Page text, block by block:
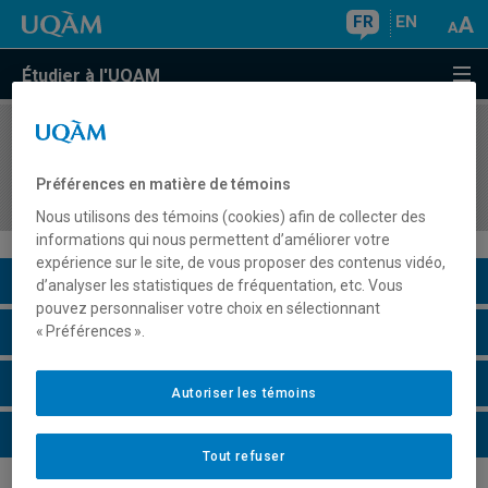
FR EN
Étudier à l'UQAM
COURS//
compréhension et production écrites
Description du cours
Horaire - Été 2026
Horaire - Automne 2026
Horaire - Hiver 2027
Préférences en matière de témoins
Nous utilisons des témoins (cookies) afin de collecter des
informations qui nous permettent d’améliorer votre
expérience sur le site, de vous proposer des contenus vidéo,
d’analyser les statistiques de fréquentation, etc. Vous
pouvez personnaliser votre choix en sélectionnant
« Préférences ».
Tout refuser
Autoriser les témoins